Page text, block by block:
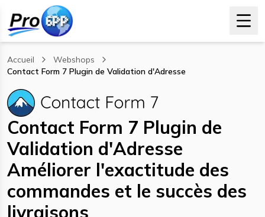
Accueil
Webshops
Contact Form 7 Plugin de Validation d'Adresse
, current page
Contact Form 7 Plugin de
Validation d'Adresse
Améliorer l'exactitude des
commandes et le succès des
livraisons